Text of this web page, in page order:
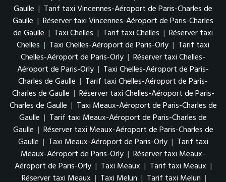
Gaulle | Tarif taxi Vincennes-Aéroport de Paris-Charles de
Gaulle | Réserver taxi Vincennes-Aéroport de Paris-Charles
de Gaulle | Taxi Chelles | Tarif taxi Chelles | Réserver taxi
Chelles | Taxi Chelles-Aéroport de Paris-Orly | Tarif taxi
Chelles-Aéroport de Paris-Orly | Réserver taxi Chelles-
Aéroport de Paris-Orly | Taxi Chelles-Aéroport de Paris-
Charles de Gaulle | Tarif taxi Chelles-Aéroport de Paris-
Charles de Gaulle | Réserver taxi Chelles-Aéroport de Paris-
Charles de Gaulle | Taxi Meaux-Aéroport de Paris-Charles de
Gaulle | Tarif taxi Meaux-Aéroport de Paris-Charles de
Gaulle | Réserver taxi Meaux-Aéroport de Paris-Charles de
Gaulle | Taxi Meaux-Aéroport de Paris-Orly | Tarif taxi
Meaux-Aéroport de Paris-Orly | Réserver taxi Meaux-
Aéroport de Paris-Orly | Taxi Meaux | Tarif taxi Meaux |
Réserver taxi Meaux | Taxi Melun | Tarif taxi Melun |